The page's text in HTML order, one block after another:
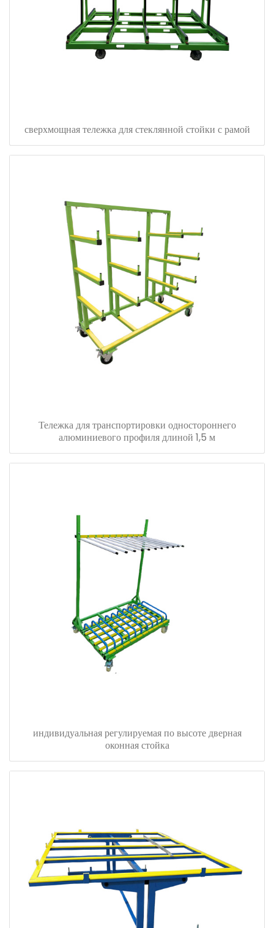
сверхмощная тележка для стеклянной стойки с рамой
Тележка для транспортировки одностороннего
алюминиевого профиля длиной 1,5 м
индивидуальная регулируемая по высоте дверная
оконная стойка